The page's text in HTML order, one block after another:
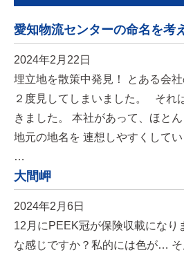
愛知物流センターの命名を考
2024年2月22日
埋立地を散策中発見！ とある会
２度見してしまいました。 それ
きました。 本社があって、ほと
地元の地名を 連想しやすくして
…
大間岬
2024年2月6日
12月にPEEK冠が保険収載になり
な感じですか？私的には色が… そ